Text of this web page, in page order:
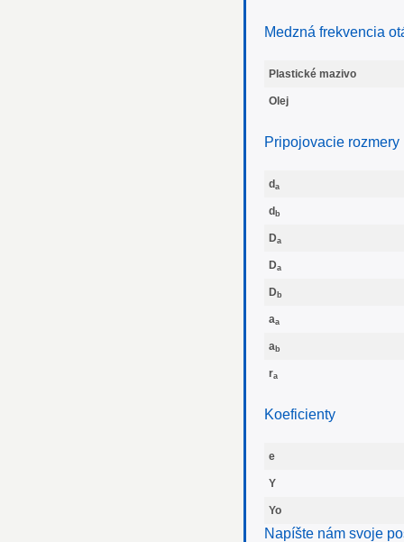
Medzná frekvencia
Plastické mazivo
Olej
Pripojovacie rozmery
d a
d b
Da
Da
D b
aa
a b
ra
Koeficienty
e
Y
Yo
Napíšte nám svoje